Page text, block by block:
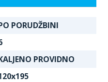
PORUDŽBINI
PROVIDNO